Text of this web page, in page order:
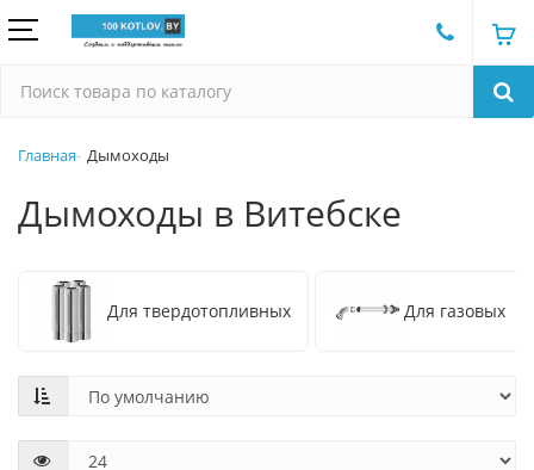
Главная Дымоходы
Дымоходы в Витебске
Для твердотопливных Для газовых